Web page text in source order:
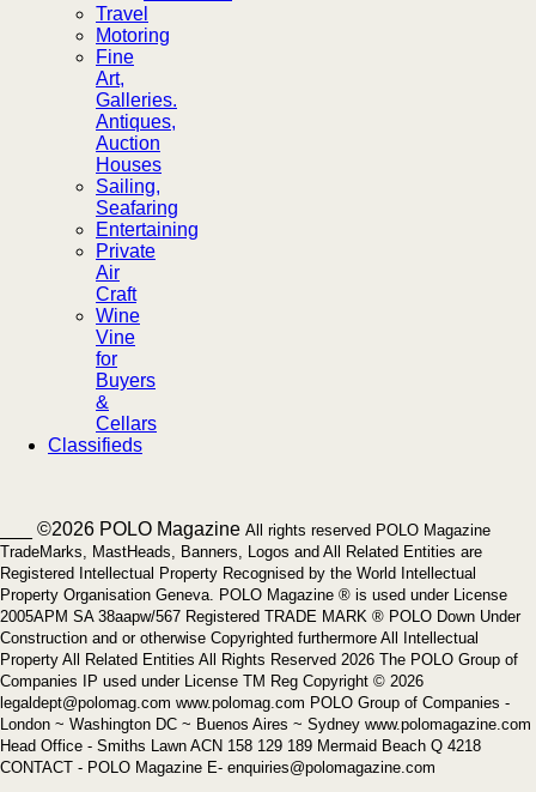
Travel
Motoring
Fine
Art,
Galleries.
Antiques,
Auction
Houses
Sailing,
Seafaring
Entertaining
Private
Air
Craft
Wine
Vine
for
Buyers
&
Cellars
Classifieds
___ ©2026 POLO Magazine All rights reserved POLO Magazine
TradeMarks, MastHeads, Banners, Logos and All Related Entities are
Registered Intellectual Property Recognised by the World Intellectual
Property Organisation Geneva. POLO Magazine ® is used under License
2005APM SA 38aapw/567 Registered TRADE MARK ® POLO Down Under
Construction and or otherwise Copyrighted furthermore All Intellectual
Property All Related Entities All Rights Reserved 2026 The POLO Group of
Companies IP used under License TM Reg Copyright © 2026
legaldept@polomag.com www.polomag.com POLO Group of Companies -
London ~ Washington DC ~ Buenos Aires ~ Sydney www.polomagazine.com
Head Office - Smiths Lawn ACN 158 129 189 Mermaid Beach Q 4218
CONTACT - POLO Magazine E- enquiries@polomagazine.com